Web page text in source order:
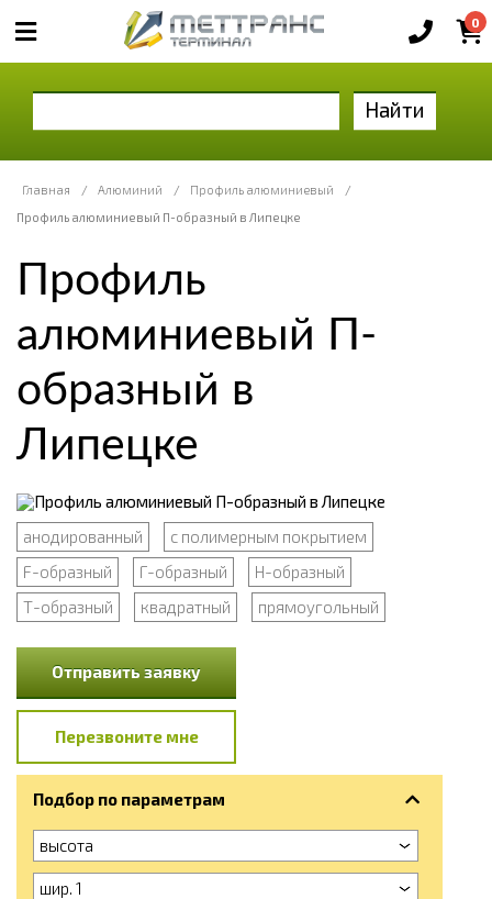
0
Найти
Главная / Алюминий / Профиль алюминиевый
/
Профиль алюминиевый П-образный в Липецке
Профиль
алюминиевый П-
образный в
Липецке
анодированный
с полимерным покрытием
F-образный
Г-образный
Н-образный
Т-образный
квадратный прямоугольный
Отправить заявку
Перезвоните мне
Подбор по параметрам
высота
шир. 1